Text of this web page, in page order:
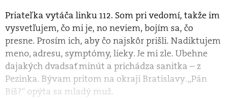
Priateľka vytáča linku 112. Som pri vedomí, takže im
vysvetľujem, čo mi je, no neviem, bojím sa, čo
presne. Prosím ich, aby čo najskôr prišli. Nadiktujem
meno, adresu, symptómy, lieky. Je mi zle. Ubehne
dajakých dvadsať minút a prichádza sanitka – z
Pezinka. Bývam pritom na okraji Bratislavy. „Pán
Bíš?“ opýta sa mladý muž.